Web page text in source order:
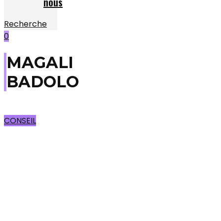
Recherche
0
MAGALI
BADOLO
CONSEIL